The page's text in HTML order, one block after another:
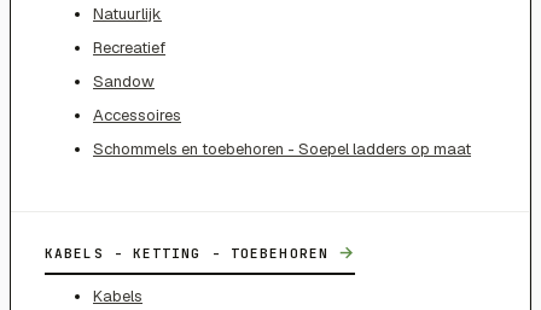
Natuurlijk
Recreatief
Sandow
Accessoires
Schommels en toebehoren - Soepel ladders op maat
KABELS - KETTING - TOEBEHOREN →
Kabels